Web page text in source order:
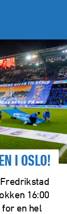
I OSLO!
16:00
for en hel